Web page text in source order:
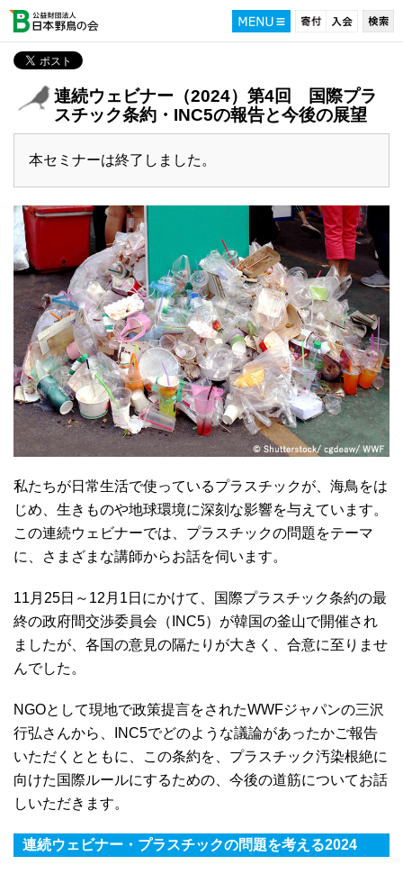
連続ウェビナー（2024）第4回 国際プラ
スチック条約・INC5の報告と今後の展望
本セミナーは終了しました。
私たちが日常生活で使っているプラスチックが、海鳥をは
じめ、生きものや地球環境に深刻な影響を与えています。
この連続ウェビナーでは、プラスチックの問題をテーマ
に、さまざまな講師からお話を伺います。
11月25日～12月1日にかけて、国際プラスチック条約の最
終の政府間交渉委員会（INC5）が韓国の釜山で開催され
ましたが、各国の意見の隔たりが大きく、合意に至りませ
んでした。
NGOとして現地で政策提言をされたWWFジャパンの三沢
行弘さんから、INC5でどのような議論があったかご報告
いただくとともに、この条約を、プラスチック汚染根絶に
向けた国際ルールにするための、今後の道筋についてお話
しいただきます。
連続ウェビナー・プラスチックの問題を考える2024